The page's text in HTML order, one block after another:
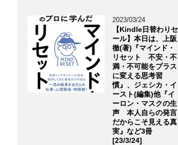
2023/03/24
【Kindle日替わりセ
ール】本日は、上阪
徹(著)『マインド・
リセット 不安・不
満・不可能をプラス
に変える思考習
慣』、ジェシカ・イ
ースト(編集)他『イ
ーロン・マスクの生
声 本人自らの発言
だからこそ見える真
実』など3冊
[23/3/24]